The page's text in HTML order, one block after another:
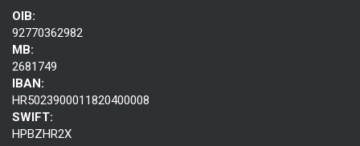
OIB:
92770362982
MB:
2681749
IBAN:
HR5023900011820400008
SWIFT:
HPBZHR2X